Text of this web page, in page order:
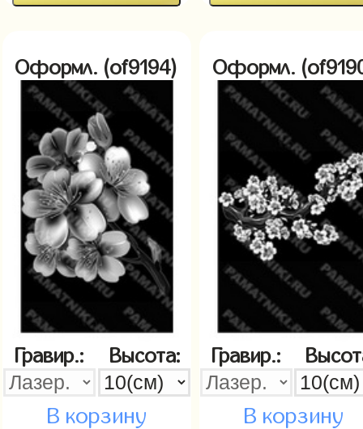
Оформл. (of9194)
Гравир.: Высота:
В корзину
Оформл.
Гравир.:
В корзину